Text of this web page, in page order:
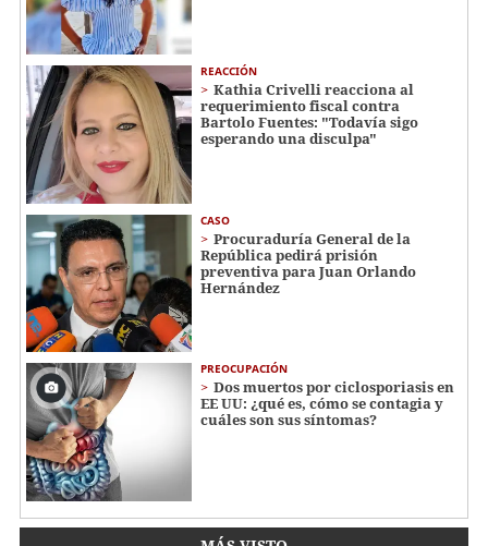
REACCIÓN
Kathia Crivelli reacciona al
requerimiento fiscal contra
Bartolo Fuentes: "Todavía sigo
esperando una disculpa"
CASO
Procuraduría General de la
República pedirá prisión
preventiva para Juan Orlando
Hernández
PREOCUPACIÓN
Dos muertos por ciclosporiasis en
EE UU: ¿qué es, cómo se contagia y
cuáles son sus síntomas?